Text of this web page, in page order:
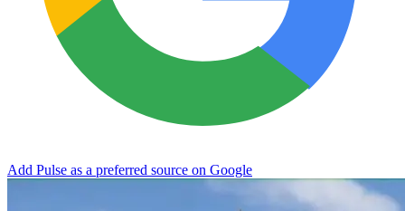
Add Pulse as a preferred source on Google